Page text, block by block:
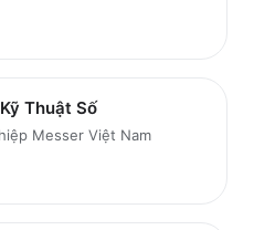
Thuật Số
Messer Việt Nam